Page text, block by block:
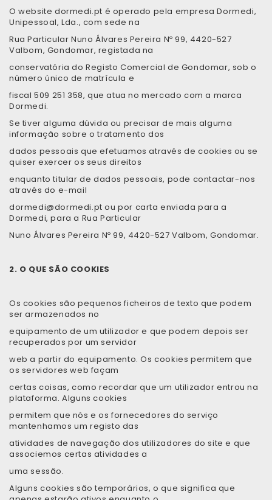
O website dormedi.pt é operado pela empresa Dormedi,
Unipessoal, Lda., com sede na
Rua Particular Nuno Álvares Pereira Nº 99, 4420-527
Valbom, Gondomar, registada na
conservatória do Registo Comercial de Gondomar, sob o
número único de matrícula e
fiscal 509 251 358, que atua no mercado com a marca
Dormedi.
Se tiver alguma dúvida ou precisar de mais alguma
informação sobre o tratamento dos
dados pessoais que efetuamos através de cookies ou se
quiser exercer os seus direitos
enquanto titular de dados pessoais, pode contactar-nos
através do e-mail
dormedi@dormedi.pt ou por carta enviada para a
Dormedi, para a Rua Particular
Nuno Álvares Pereira Nº 99, 4420-527 Valbom, Gondomar.
2. O QUE SÃO COOKIES
Os cookies são pequenos ficheiros de texto que podem
ser armazenados no
equipamento de um utilizador e que podem depois ser
recuperados por um servidor
web a partir do equipamento. Os cookies permitem que
os servidores web façam
certas coisas, como recordar que um utilizador entrou na
plataforma. Alguns cookies
permitem que nós e os fornecedores do serviço
mantenhamos um registo das
atividades de navegação dos utilizadores do site e que
associemos certas atividades a
uma sessão.
Alguns cookies são temporários, o que significa que